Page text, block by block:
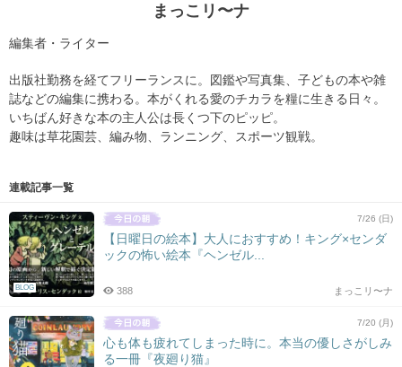
まっこリ〜ナ
編集者・ライター
出版社勤務を経てフリーランスに。図鑑や写真集、子どもの本や雑
誌などの編集に携わる。本がくれる愛のチカラを糧に生きる日々。
いちばん好きな本の主人公は長くつ下のピッピ。
趣味は草花園芸、編み物、ランニング、スポーツ観戦。
連載記事一覧
BLOG
7/26 (日)
【日曜日の絵本】大人におすすめ！キング×センダ
ックの怖い絵本『ヘンゼル...
まっこリ〜ナ
388
7/20 (月)
心も体も疲れてしまった時に。本当の優しさがしみ
る一冊『夜廻り猫』